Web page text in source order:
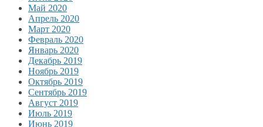
Май 2020
Апрель 2020
Март 2020
Февраль 2020
Январь 2020
Декабрь 2019
Ноябрь 2019
Октябрь 2019
Сентябрь 2019
Август 2019
Июль 2019
Июнь 2019